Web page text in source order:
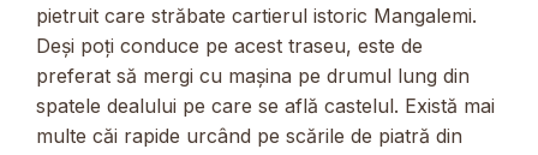
pietruit care străbate cartierul istoric Mangalemi.
Deși poți conduce pe acest traseu, este de
preferat să mergi cu mașina pe drumul lung din
spatele dealului pe care se află castelul. Există mai
multe căi rapide urcând pe scările de piatră din